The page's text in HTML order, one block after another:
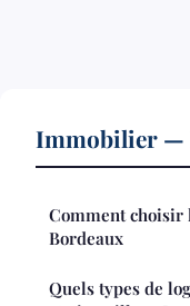
Immobilier —
Comment choisir
Bordeaux
Quels types de